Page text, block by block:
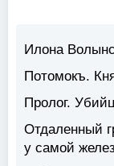
Илона
Потомокъ.
Пролог.
Отдаленный
у самой